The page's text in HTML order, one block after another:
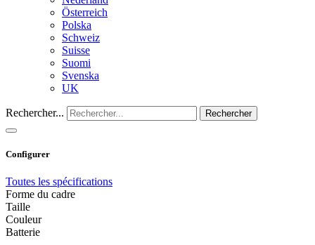
Österreich
Polska
Schweiz
Suisse
Suomi
Svenska
UK
Rechercher... Rechercher
Configurer
Toutes les spécifications
Forme du cadre
Taille
Couleur
Batterie